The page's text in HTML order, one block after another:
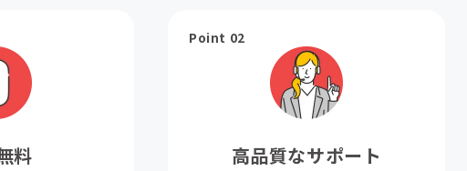
料
Point 02
高品質なサポート